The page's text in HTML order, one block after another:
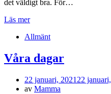
det väldigt bra. För…
Läs mer
Allmänt
Våra dagar
Publicerad
den
22 januari, 2021 22
av Mamma